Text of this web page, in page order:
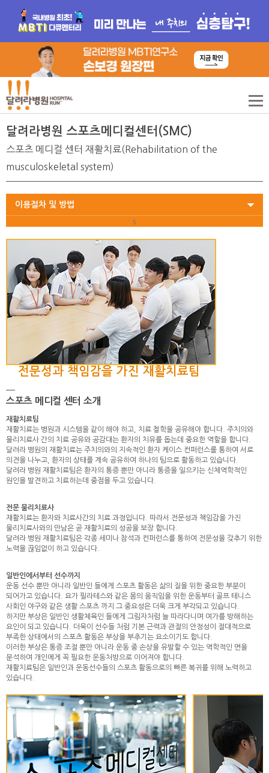
달려라병원 스포츠메디컬센터(SMC)
스포츠 메디컬 센터 재활치료(Rehabilitation of the
musculoskeletal system)
이용절차 및 방법
s
전문성과 책임감을 가진 재활치료팀
스포츠 메디컬 센터 소개
재활치료팀
재활치료는 병원과 시스템을 같이 해야 하고, 치료 철학을 공유해야 합니다. 주치의와
물리치료사 간의 치료 공유와 공감대는 환자의 치유를 돕는데 중요한 역할을 합니다.
달려라 병원의 재활치료는 주치의와의 지속적인 환자 케이스 컨퍼런스를 통하여 서로
의견을 나누고, 환자의 상태를 계속 공유하여 하나의 팀으로 활동하고 있습니다.
달려라 병원 재활치료팀은 환자의 통증 뿐만 아니라 통증을 일으키는 신체역학적인
원인을 발견하고 치료하는데 중점을 두고 있습니다.
전문 물리치료사
재활치료는 환자와 치료사간의 치료 과정입니다. 따라서 전문성과 책임감을 가진
물리치료사와의 만남은 곧 재활치료의 성공을 보장 합니다.
달려라 병원 재활치료팀은 각종 세미나 참석과 컨퍼런스를 통하여 전문성을 갖추기 위한
노력을 끊임없이 하고 있습니다.
일반인에서부터 선수까지
운동 선수 뿐만 아니라 일반인 들에게 스포츠 활동은 삶의 질을 위한 중요한 부분이
되어가고 있습니다. 요가 필라테스와 같은 몸의 움직임을 위한 운동부터 골프 테니스
사회인 야구와 같은 생활 스포츠 까지 그 중요성은 더욱 크게 부각되고 있습니다.
하지만 부상은 일반인 생활체육인 들에게 그림자처럼 늘 따라다니며 여가를 방해하는
요인이 되고 있습니다. 더욱이 선수들 처럼 기본 근력과 관절의 안정성이 절대적으로
부족한 상태에서의 스포츠 활동은 부상을 부추기는 요소이기도 합니다.
이러한 부상은 통증 조절 뿐만 아니라 운동 중 손상을 유발할 수 있는 역학적인 면을
분석하여 개인에게 꼭 필요한 운동처방으로 이어져야 합니다.
재활치료팀은 일반인과 운동선수들의 스포츠 활동으로의 빠른 복귀를 위해 노력하고
있습니다.